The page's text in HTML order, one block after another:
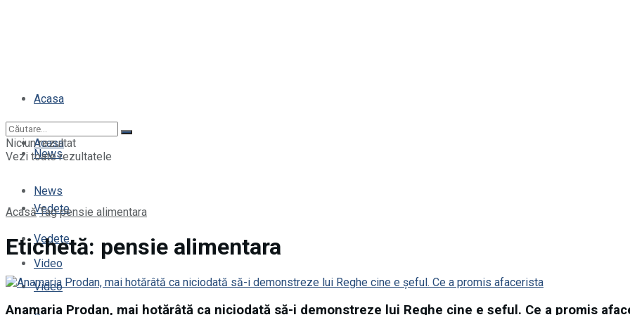
Acasa
News
Vedete
Video
Acasa
News
Vedete
Video
Niciun rezultat
Vezi toate rezultatele
Acasă Tag pensie alimentara
Etichetă: pensie alimentara
Anamaria Prodan, mai hotărâtă ca niciodată să-i demonstreze lui Reghe cine e șeful. Ce a promis